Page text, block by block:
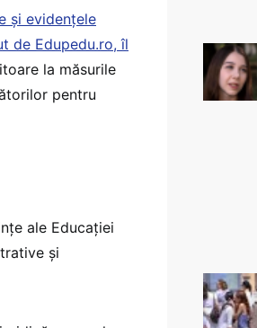
și evidențele
de Edupedu.ro, îl
la măsurile
pentru
ale Educației
și